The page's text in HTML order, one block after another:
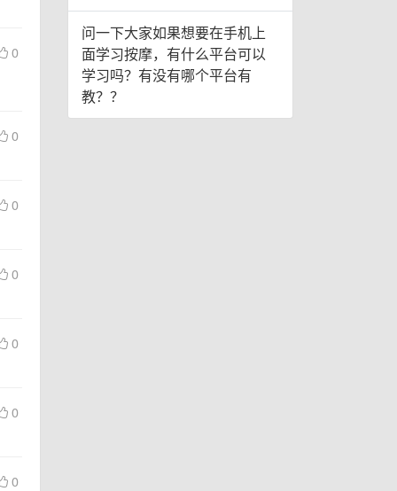
0
0
0
0
0
0
0
问一下大家如果想要在手机上
面学习按摩，有什么平台可以
学习吗？有没有哪个平台有
教？？